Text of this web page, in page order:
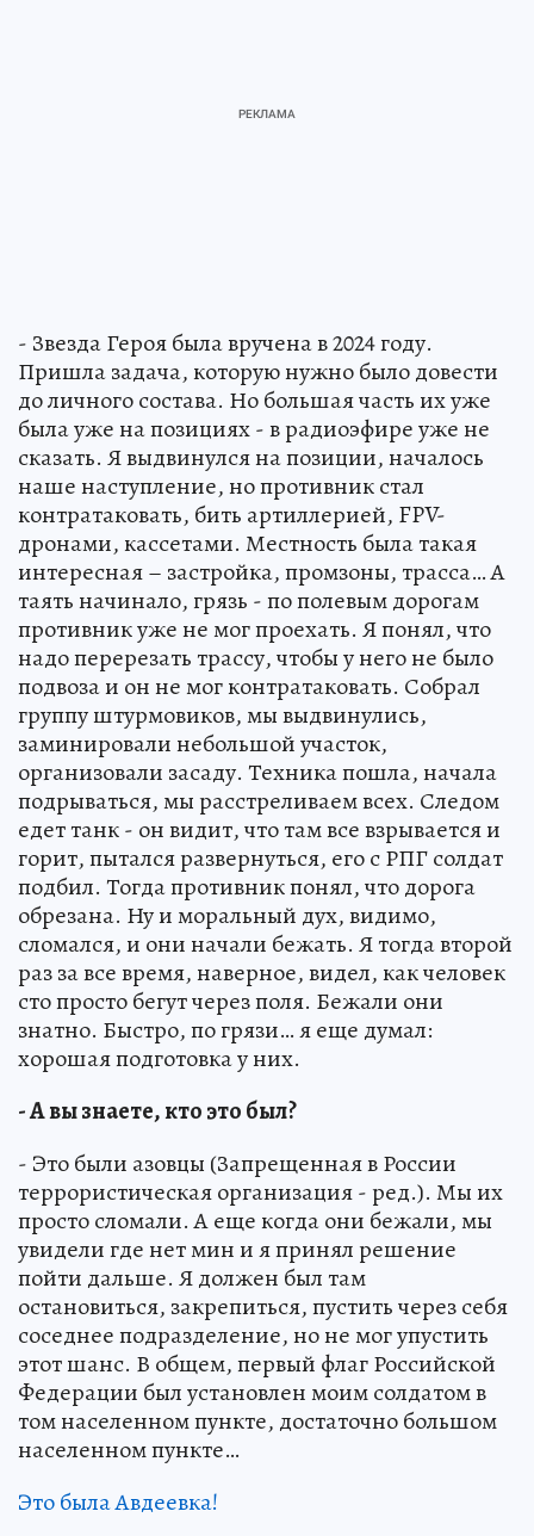
- Звезда Героя была вручена в 2024 году.
Пришла задача, которую нужно было довести
до личного состава. Но большая часть их уже
была уже на позициях - в радиоэфире уже не
сказать. Я выдвинулся на позиции, началось
наше наступление, но противник стал
контратаковать, бить артиллерией, FPV-
дронами, кассетами. Местность была такая
интересная – застройка, промзоны, трасса… А
таять начинало, грязь - по полевым дорогам
противник уже не мог проехать. Я понял, что
надо перерезать трассу, чтобы у него не было
подвоза и он не мог контратаковать. Собрал
группу штурмовиков, мы выдвинулись,
заминировали небольшой участок,
организовали засаду. Техника пошла, начала
подрываться, мы расстреливаем всех. Следом
едет танк - он видит, что там все взрывается и
горит, пытался развернуться, его с РПГ солдат
подбил. Тогда противник понял, что дорога
обрезана. Ну и моральный дух, видимо,
сломался, и они начали бежать. Я тогда второй
раз за все время, наверное, видел, как человек
сто просто бегут через поля. Бежали они
знатно. Быстро, по грязи… я еще думал:
хорошая подготовка у них.
- А вы знаете, кто это был?
- Это были азовцы (Запрещенная в России
террористическая организация - ред.). Мы их
просто сломали. А еще когда они бежали, мы
увидели где нет мин и я принял решение
пойти дальше. Я должен был там
остановиться, закрепиться, пустить через себя
соседнее подразделение, но не мог упустить
этот шанс. В общем, первый флаг Российской
Федерации был установлен моим солдатом в
том населенном пункте, достаточно большом
населенном пункте…
Это была Авдеевка!